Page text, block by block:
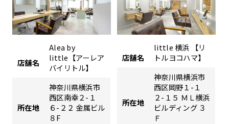
店舗名
Alea by
little【アーレア
バイリトル】
所在地
神奈川県横浜市
西区南幸２-１
６-２２ 金属ビル
８F
店舗名
little 横浜 【リ
トルヨコハマ】
所在地
神奈川県横浜市
西区岡野１-１
２-１５ ＭＬ横浜
ビルディング ３
Ｆ